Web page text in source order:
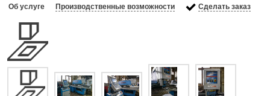
Об услуге Производственные возможности Сделать заказ